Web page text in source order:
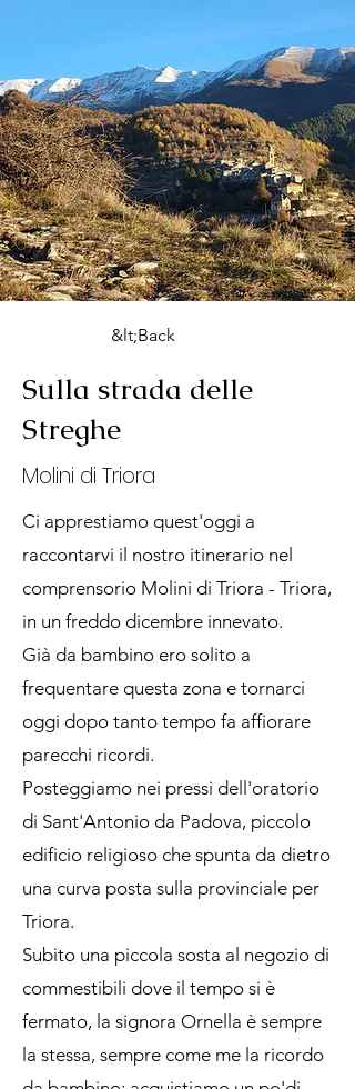
&lt;Back
Sulla strada delle
Streghe
Molini di Triora
Ci apprestiamo quest'oggi a
raccontarvi il nostro itinerario nel
comprensorio Molini di Triora - Triora,
in un freddo dicembre innevato.
Già da bambino ero solito a
frequentare questa zona e tornarci
oggi dopo tanto tempo fa affiorare
parecchi ricordi.
Posteggiamo nei pressi dell'oratorio
di Sant'Antonio da Padova, piccolo
edificio religioso che spunta da dietro
una curva posta sulla provinciale per
Triora.
Subito una piccola sosta al negozio di
commestibili dove il tempo si è
fermato, la signora Ornella è sempre
la stessa, sempre come me la ricordo